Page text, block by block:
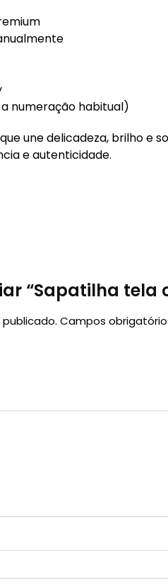
numeração habitual)
que une delicadeza, brilho
e autenticidade.
“Sapatilha
Campos